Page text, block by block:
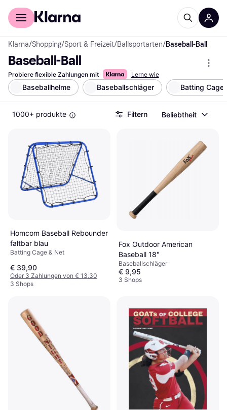
Für Shopper
Klarna/Shopping/Sport & Freizeit/Ballsportarten/Baseball-Ball
Baseball-Ball
Probiere flexible Zahlungen mit Lerne wie
Baseballhelme Baseballschläger Batting
1000+ produkte Filtern Beliebtheit
Homcom Baseball Rebounder
faltbar blau
Batting Cage & Net
€ 39,90
Oder 3 Zahlungen von € 13,30
3 Shops
Fox Outdoor American
Baseball 18"
Baseballschläger
€ 9,95
3 Shops